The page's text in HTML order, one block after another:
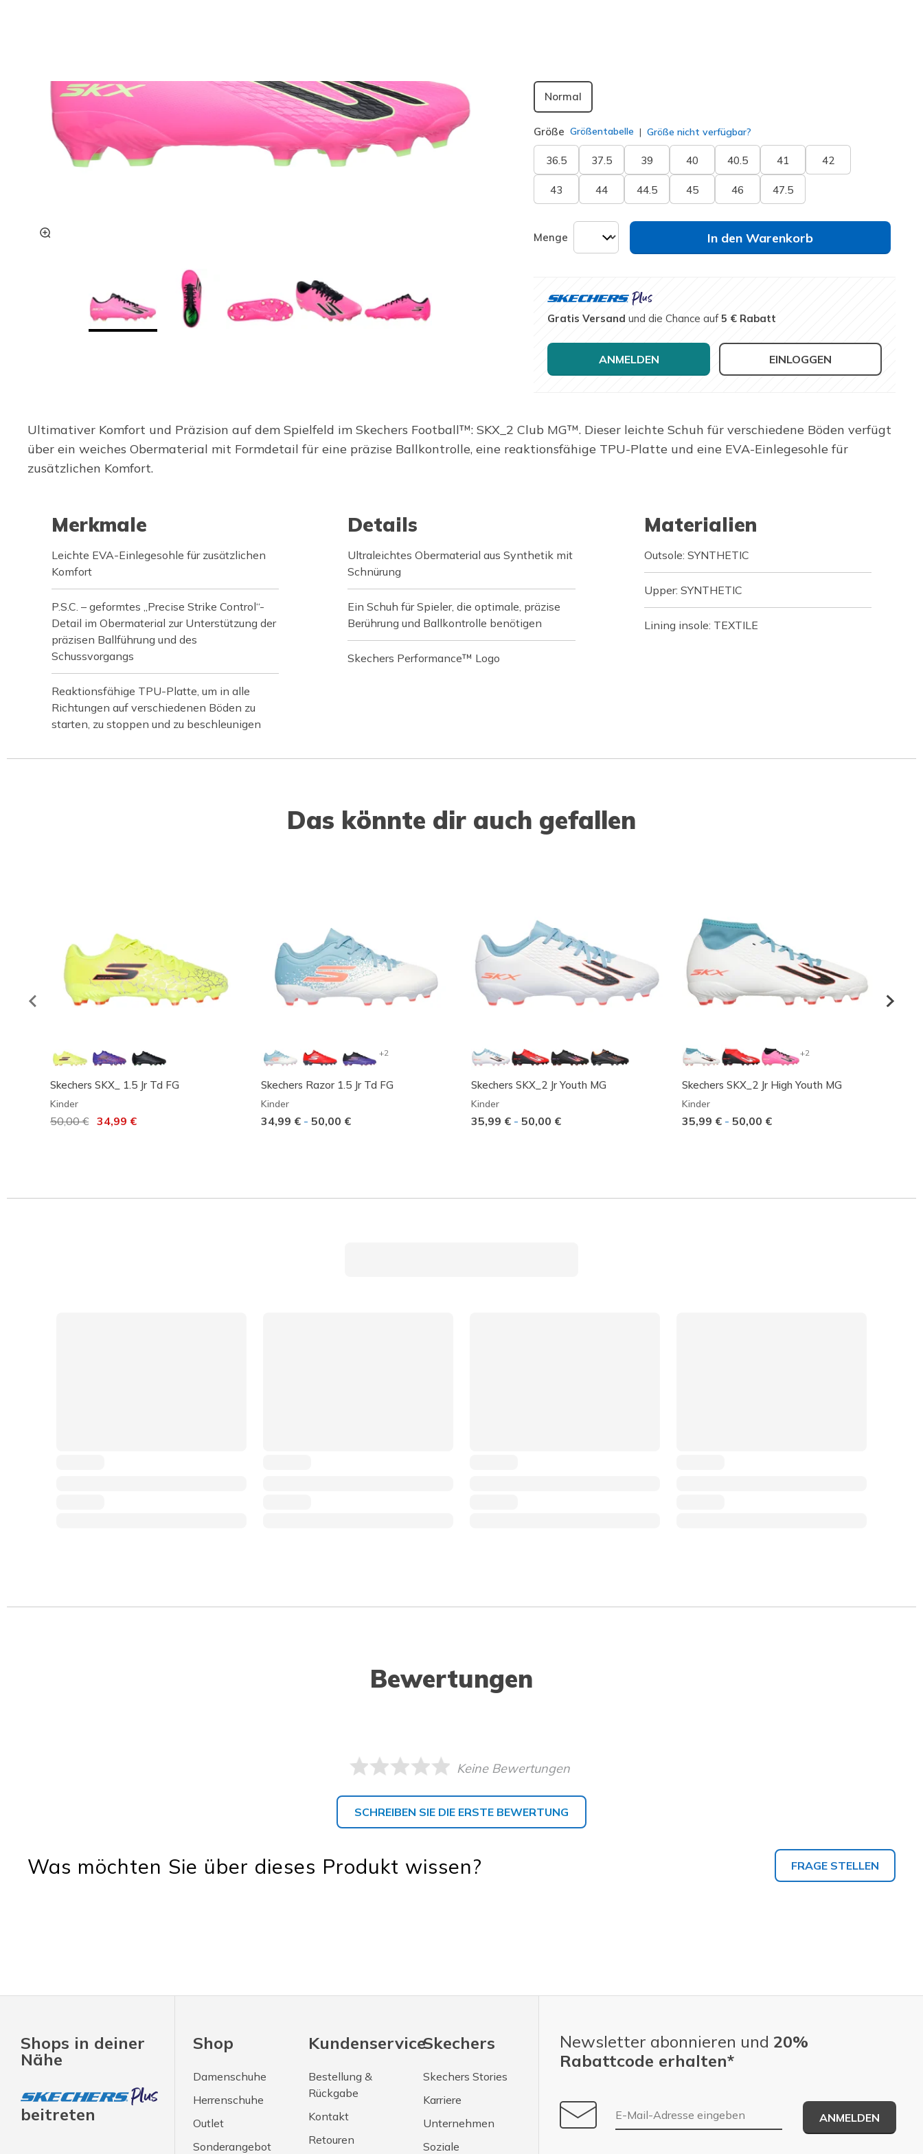
Normal
Größe Größentabelle Größe nicht verfügbar?
36.5 37.5 39 40 40.5 41 42
43 44 44.5 45 46 47.5
Menge In den Warenkorb
Gratis Versand und die Chance auf5 € Rabatt
ANMELDEN EINLOGGEN
Ultimativer Komfort und Präzision auf dem Spielfeld im Skechers Football™: SKX_2 Club MG™. Dieser leichte Schuh für verschiedene Böden verfügt
über ein weiches Obermaterial mit Formdetail für eine präzise Ballkontrolle, eine reaktionsfähige TPU-Platte und eine EVA-Einlegesohle für
zusätzlichen Komfort.
Merkmale
Leichte EVA-Einlegesohle für zusätzlichen
Komfort
P.S.C. – geformtes „Precise Strike Control“-
Detail im Obermaterial zur Unterstützung der
präzisen Ballführung und des
Schussvorgangs
Reaktionsfähige TPU-Platte, um in alle
Richtungen auf verschiedenen Böden zu
starten, zu stoppen und zu beschleunigen
Details
Ultraleichtes Obermaterial aus Synthetik mit
Schnürung
Ein Schuh für Spieler, die optimale, präzise
Berührung und Ballkontrolle benötigen
Skechers Performance™ Logo
Materialien
Outsole: SYNTHETIC
Upper: SYNTHETIC
Lining insole: TEXTILE
Das könnte dir auch gefallen
Skechers SKX_ 1.5 Jr Td FG
Kinder
Reduziert von
50,00 € auf
34,99 €
+2
Skechers Razor 1.5 Jr Td FG
Kinder
34,99 € - 50,00 €
Skechers SKX_2 Jr Youth MG
Kinder
35,99 € - 50,00 €
+2
Skechers SKX_2 Jr High Youth MG
Kinder
35,99 € - 50,00 €
Bewertungen
Keine Bewertungen
SCHREIBEN SIE DIE ERSTE BEWERTUNG
Was möchten Sie über dieses Produkt wissen? FRAGE STELLEN
Shops in deiner
Nähe
beitreten
Shop
Damenschuhe
Herrenschuhe
Outlet
Sonderangebot
Kundenservice
Bestellung &
Rückgabe
Kontakt
Retouren
Skechers
Skechers Stories
Karriere
Unternehmen
Soziale
Newsletter abonnieren und 20%
Rabattcode erhalten*
E-Mail-Adresse
ANMELDEN